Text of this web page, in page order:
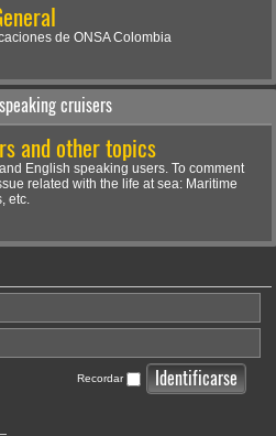
de ONSA Colombia
cruisers
and other topics
English speaking users. To comment
related with the life at sea: Maritime
etc.
Recordar